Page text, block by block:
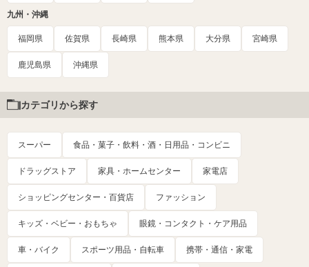
九州・沖縄
福岡県 佐賀県 長崎県 熊本県 大分県 宮崎県
鹿児島県 沖縄県
カテゴリから探す
スーパー 食品・菓子・飲料・酒・日用品・コンビニ
ドラッグストア 家具・ホームセンター 家電店
ショッピングセンター・百貨店 ファッション
キッズ・ベビー・おもちゃ 眼鏡・コンタクト・ケア用品
車・バイク スポーツ用品・自転車 携帯・通信・家電